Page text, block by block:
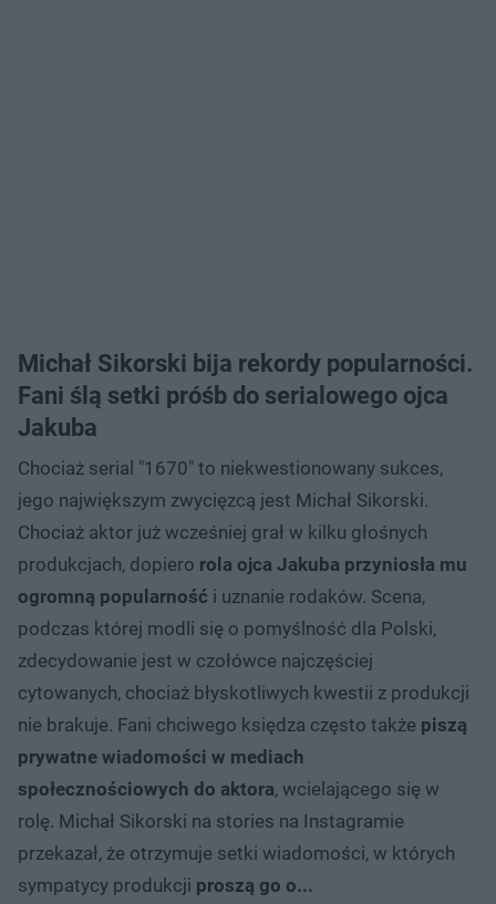
Michał Sikorski bija rekordy popularności.
Fani ślą setki próśb do serialowego ojca
Jakuba
Chociaż serial "1670" to niekwestionowany sukces,
jego największym zwycięzcą jest Michał Sikorski.
Chociaż aktor już wcześniej grał w kilku głośnych
produkcjach, dopiero rola ojca Jakuba przyniosła mu
ogromną popularność i uznanie rodaków. Scena,
podczas której modli się o pomyślność dla Polski,
zdecydowanie jest w czołówce najczęściej
cytowanych, chociaż błyskotliwych kwestii z produkcji
nie brakuje. Fani chciwego księdza często także piszą
prywatne wiadomości w mediach
społecznościowych do aktora, wcielającego się w
rolę. Michał Sikorski na stories na Instagramie
przekazał, że otrzymuje setki wiadomości, w których
sympatycy produkcji proszą go o...